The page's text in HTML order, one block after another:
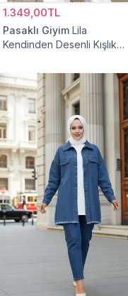
1.349,00TL
Pasaklı Giyim Lila
Kendinden Desenli Kışlık
Tesettür Ceket